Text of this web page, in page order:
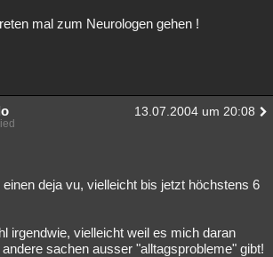
mal zum Neurologen gehen !
13.07.2004 um 20:08
deja vu, vielleicht bis jetzt höchstens 6
irgendwie, vielleicht weil es mich daran
sachen ausser "alltagsprobleme" gibt!